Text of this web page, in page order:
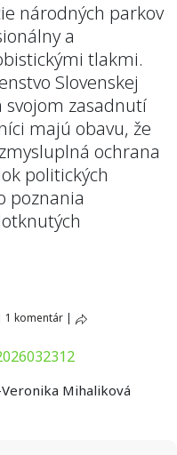
národných parkov
a
tlakmi.
Slovenskej
svojom zasadnutí
majú obavu, že
ochrana
politických
poznania
1 komentár |
Mihaliková